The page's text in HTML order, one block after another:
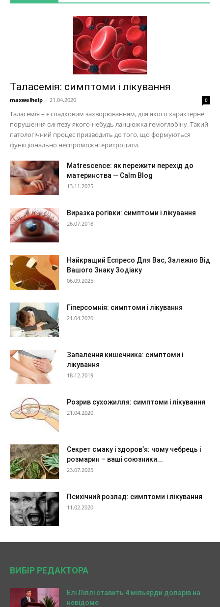
Таласемія: симптоми і лікування
maxwelhelp - 21.04.2020 0
Таласемія – є спадковим захворюванням, для якого характерне
порушення синтезу якого-небудь ланцюжка гемоглобіну. Такий
патологічний процес призводить до того, що формуються
функціонально неспроможні еритроцити.
Matrescence: як пережити перехід до
материнства — Calm Blog
13.11.2025
Виразка рогівки: симптоми і лікування
26.07.2018
Найкращий Еспресо Для Вас, Залежно Від
Вашого Знаку Зодіаку
06.09.2025
Гіперсомнія: симптоми і лікування
21.04.2020
Запалення кишечника: симптоми і
лікування
18.12.2019
Розрив сухожилля: симптоми і лікування
21.04.2020
Секрет смаку і здоров’я: чому чебрець і
розмарин – ваші союзники...
23.07.2025
Психічний розлад: симптоми і лікування
11.02.2020
ВИБІР РЕДАКТОРА
Елі Ліллі ставить 4 мільярди доларів на
невідоме